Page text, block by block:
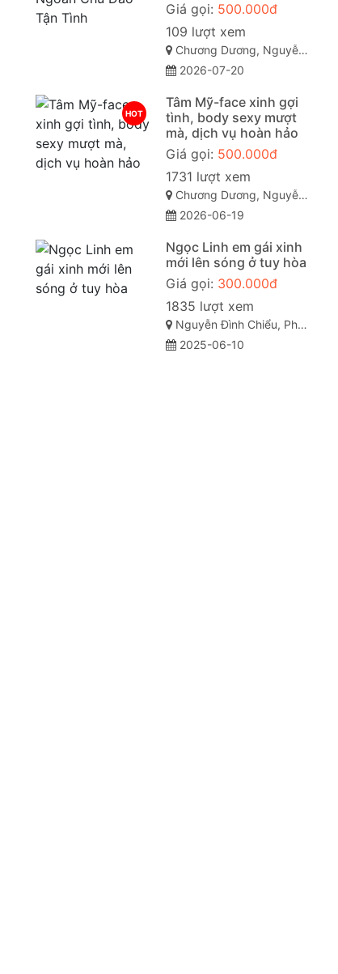
Giá gọi: 500.000đ
109 lượt xem
Chương Dương, Nguyễn Văn Cừ, Quy Nhơn, Bình Định
2026-07-20
HOT
Tâm Mỹ-face xinh gợi
tình, body sexy mượt
mà, dịch vụ hoàn hảo
Giá gọi: 500.000đ
1731 lượt xem
Chương Dương, Nguyễn Văn Cừ, TP Quy Nhơn
2026-06-19
Ngọc Linh em gái xinh
mới lên sóng ở tuy hòa
Giá gọi: 300.000đ
1835 lượt xem
Nguyễn Đình Chiểu, Phường 7, TP Tuy Hòa, Phú Yên
2025-06-10